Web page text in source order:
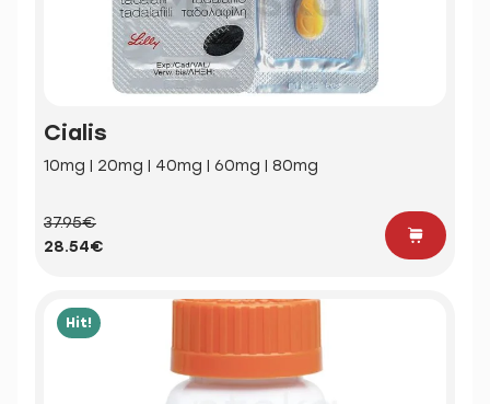
Cialis
10mg | 20mg | 40mg | 60mg | 80mg
37.95€
28.54€
Hit!